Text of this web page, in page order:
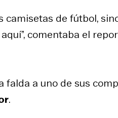
camisetas de fútbol,
comentaba el
falda a uno de sus
.